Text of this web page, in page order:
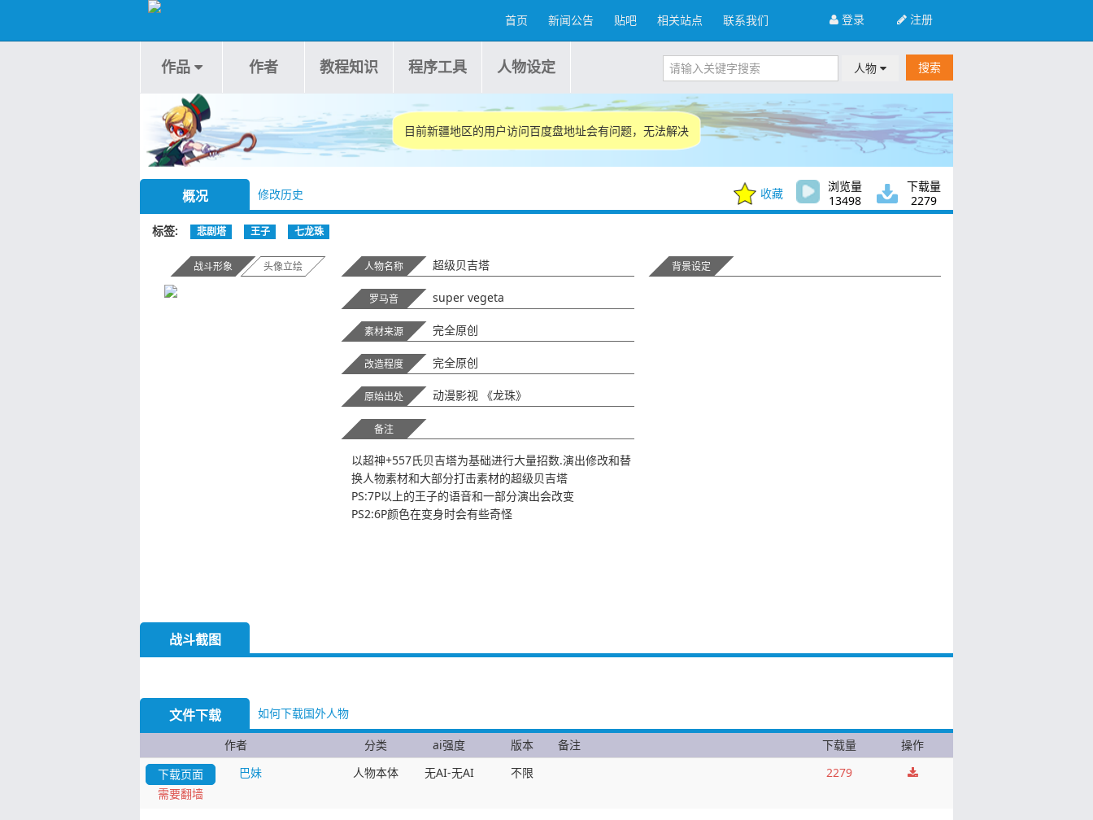
注册
登录
首页 新闻公告 贴吧 相关站点 联系我们
作品 作者 教程知识 程序工具 人物设定 人物 搜索
目前新疆地区的用户访问百度盘地址会有问题，无法解决
概况 修改历史 收藏
浏览量
13498
下载量
2279
标签
悲剧塔 王子 七龙珠
战斗形象 头像立绘 人物名称 超级贝吉塔
罗马音 super vegeta
素材来源 完全原创
改造程度 完全原创
原始出处 动漫影视 《龙珠》
备注
以超神+557氏贝吉塔为基础进行大量招数.演出修改和替
换人物素材和大部分打击素材的超级贝吉塔
PS:7P以上的王子的语音和一部分演出会改变
PS2:6P颜色在变身时会有些奇怪
背景设定
战斗截图
文件下载 如何下载国外人物
作者 分类 ai强度 版本 备注 下载量
操作
下载页面
需要翻墙
巴妹 人物本体 无AI-无AI 不限 2279